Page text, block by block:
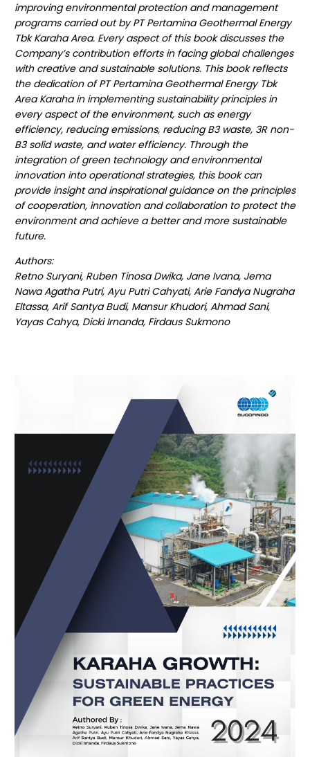
improving environmental protection and management
programs carried out by PT Pertamina Geothermal Energy
Tbk Karaha Area. Every aspect of this book discusses the
Company’s contribution efforts in facing global challenges
with creative and sustainable solutions. This book reflects
the dedication of PT Pertamina Geothermal Energy Tbk
Area Karaha in implementing sustainability principles in
every aspect of the environment, such as energy
efficiency, reducing emissions, reducing B3 waste, 3R non-
B3 solid waste, and water efficiency. Through the
integration of green technology and environmental
innovation into operational strategies, this book can
provide insight and inspirational guidance on the principles
of cooperation, innovation and collaboration to protect the
environment and achieve a better and more sustainable
future.
Authors:
Retno Suryani, Ruben Tinosa Dwika, Jane Ivana, Jema
Nawa Agatha Putri, Ayu Putri Cahyati, Arie Fandya Nugraha
Eltassa, Arif Santya Budi, Mansur Khudori, Ahmad Sani,
Yayas Cahya, Dicki Irnanda, Firdaus Sukmono